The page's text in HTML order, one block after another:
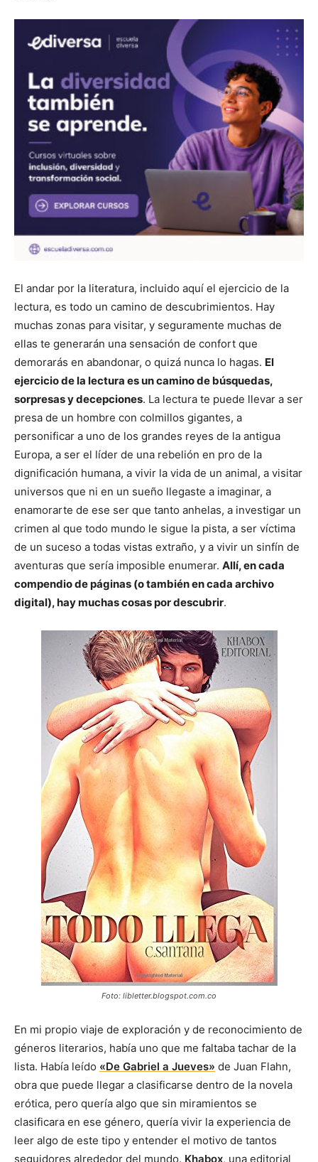
El andar por la literatura, incluido aquí el ejercicio de la
lectura, es todo un camino de descubrimientos. Hay
muchas zonas para visitar, y seguramente muchas de
ellas te generarán una sensación de confort que
demorarás en abandonar, o quizá nunca lo hagas. El
ejercicio de la lectura es un camino de búsquedas,
sorpresas y decepciones. La lectura te puede llevar a ser
presa de un hombre con colmillos gigantes, a
personificar a uno de los grandes reyes de la antigua
Europa, a ser el líder de una rebelión en pro de la
dignificación humana, a vivir la vida de un animal, a visitar
universos que ni en un sueño llegaste a imaginar, a
enamorarte de ese ser que tanto anhelas, a investigar un
crimen al que todo mundo le sigue la pista, a ser víctima
de un suceso a todas vistas extraño, y a vivir un sinfín de
aventuras que sería imposible enumerar. Allí, en cada
compendio de páginas (o también en cada archivo
digital), hay muchas cosas por descubrir.
Foto: libletter.blogspot.com.co
En mi propio viaje de exploración y de reconocimiento de
géneros literarios, había uno que me faltaba tachar de la
lista. Había leído «De Gabriel a Jueves» de Juan Flahn,
obra que puede llegar a clasificarse dentro de la novela
erótica, pero quería algo que sin miramientos se
clasificara en ese género, quería vivir la experiencia de
leer algo de este tipo y entender el motivo de tantos
seguidores alrededor del mundo. Khabox, una editorial